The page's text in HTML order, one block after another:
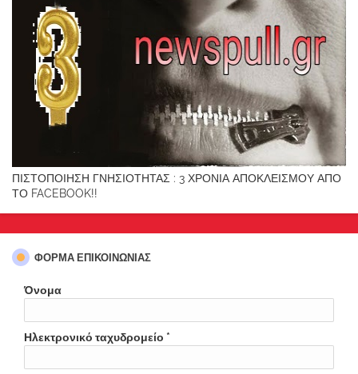
ΠΙΣΤΟΠΟΙΗΣΗ ΓΝΗΣΙΟΤΗΤΑΣ : 3 ΧΡΟΝΙΑ ΑΠΟΚΛΕΙΣΜΟΥ ΑΠΟ
ΤΟ FACEBOOK!!
ΦΌΡΜΑ ΕΠΙΚΟΙΝΩΝΊΑΣ
Όνομα
Ηλεκτρονικό ταχυδρομείο *